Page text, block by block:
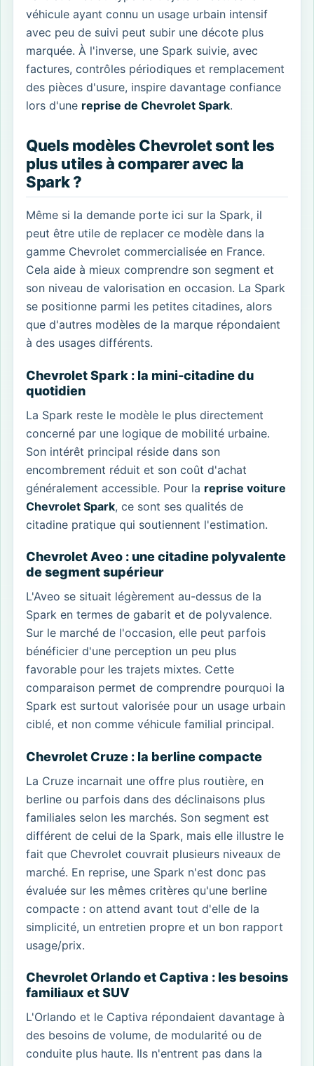
véhicule ayant connu un usage urbain intensif
avec peu de suivi peut subir une décote plus
marquée. À l'inverse, une Spark suivie, avec
factures, contrôles périodiques et remplacement
des pièces d'usure, inspire davantage confiance
lors d'une reprise de Chevrolet Spark.
Quels modèles Chevrolet sont les
plus utiles à comparer avec la
Spark ?
Même si la demande porte ici sur la Spark, il
peut être utile de replacer ce modèle dans la
gamme Chevrolet commercialisée en France.
Cela aide à mieux comprendre son segment et
son niveau de valorisation en occasion. La Spark
se positionne parmi les petites citadines, alors
que d'autres modèles de la marque répondaient
à des usages différents.
Chevrolet Spark : la mini-citadine du
quotidien
La Spark reste le modèle le plus directement
concerné par une logique de mobilité urbaine.
Son intérêt principal réside dans son
encombrement réduit et son coût d'achat
généralement accessible. Pour la reprise voiture
Chevrolet Spark, ce sont ses qualités de
citadine pratique qui soutiennent l'estimation.
Chevrolet Aveo : une citadine polyvalente
de segment supérieur
L'Aveo se situait légèrement au-dessus de la
Spark en termes de gabarit et de polyvalence.
Sur le marché de l'occasion, elle peut parfois
bénéficier d'une perception un peu plus
favorable pour les trajets mixtes. Cette
comparaison permet de comprendre pourquoi la
Spark est surtout valorisée pour un usage urbain
ciblé, et non comme véhicule familial principal.
Chevrolet Cruze : la berline compacte
La Cruze incarnait une offre plus routière, en
berline ou parfois dans des déclinaisons plus
familiales selon les marchés. Son segment est
différent de celui de la Spark, mais elle illustre le
fait que Chevrolet couvrait plusieurs niveaux de
marché. En reprise, une Spark n'est donc pas
évaluée sur les mêmes critères qu'une berline
compacte : on attend avant tout d'elle de la
simplicité, un entretien propre et un bon rapport
usage/prix.
Chevrolet Orlando et Captiva : les besoins
familiaux et SUV
L'Orlando et le Captiva répondaient davantage à
des besoins de volume, de modularité ou de
conduite plus haute. Ils n'entrent pas dans la